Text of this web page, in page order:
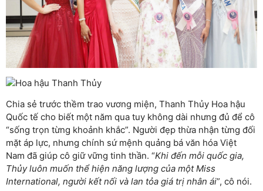
Chia sẻ trước thềm trao vương miện, Thanh Thủy Hoa hậu
Quốc tế cho biết một năm qua tuy không dài nhưng đủ để cô
“sống trọn từng khoảnh khắc”. Người đẹp thừa nhận từng đối
mặt áp lực, nhưng chính sứ mệnh quảng bá văn hóa Việt
Nam đã giúp cô giữ vững tinh thần. “Khi đến mỗi quốc gia,
Thủy luôn muốn thể hiện năng lượng của một Miss
International, người kết nối và lan tỏa giá trị nhân ái”, cô nói.